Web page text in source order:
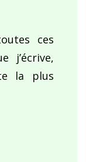
ces
j’écrive,
la plus